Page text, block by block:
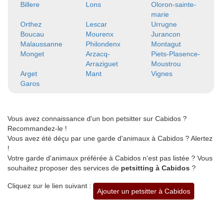
Billere
Lons
Oloron-sainte-
marie
Orthez
Lescar
Urrugne
Boucau
Mourenx
Jurancon
Malaussanne
Philondenx
Montagut
Monget
Arzacq-
Arraziguet
Piets-Plasence-
Moustrou
Arget
Mant
Vignes
Garos
Vous avez connaissance d'un bon petsitter sur Cabidos ?
Recommandez-le !
Vous avez été déçu par une garde d'animaux à Cabidos ? Alertez
!
Votre garde d'animaux préférée à Cabidos n'est pas listée ? Vous
souhaitez proposer des services de petsitting à Cabidos ?
Cliquez sur le lien suivant :
Ajouter un petsitter à Cabidos